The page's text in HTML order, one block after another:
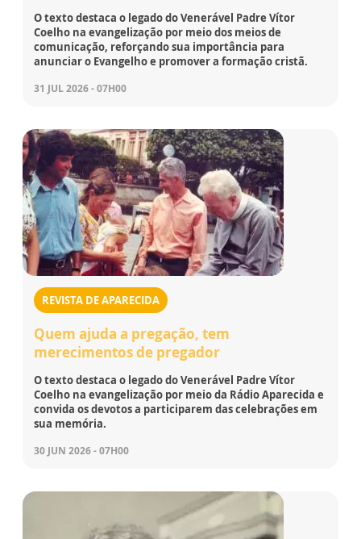
O texto destaca o legado do Venerável Padre Vítor
Coelho na evangelização por meio dos meios de
comunicação, reforçando sua importância para
anunciar o Evangelho e promover a formação cristã.
31 JUL 2026 - 07H00
REVISTA DE APARECIDA
Quem ajuda a pregação, tem
merecimentos de pregador
O texto destaca o legado do Venerável Padre Vítor
Coelho na evangelização por meio da Rádio Aparecida e
convida os devotos a participarem das celebrações em
sua memória.
30 JUN 2026 - 07H00